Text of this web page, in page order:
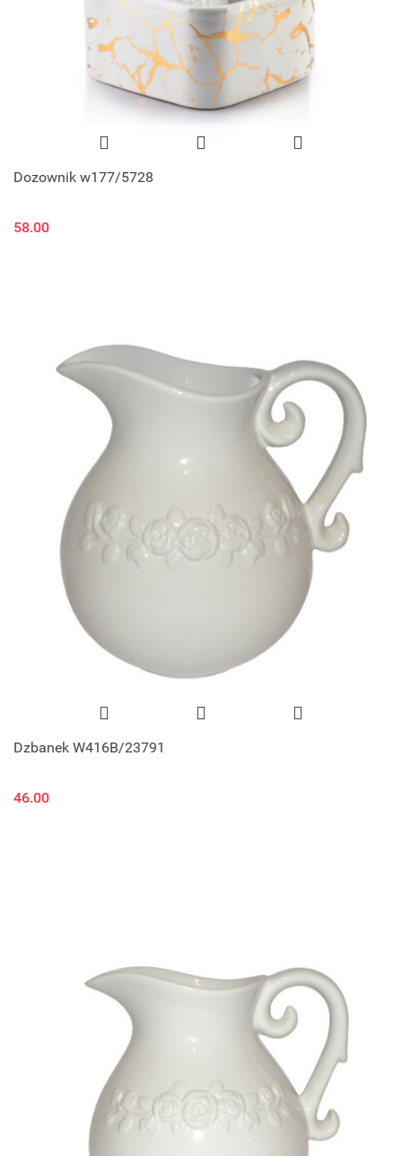
Dozownik w177/5728
58.00
Dzbanek W416B/23791
46.00